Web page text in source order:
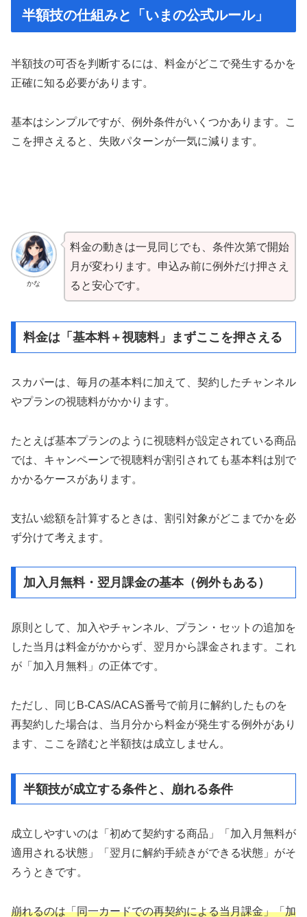
半額技の仕組みと「いまの公式ルール」
半額技の可否を判断するには、料金がどこで発生するかを
正確に知る必要があります。
基本はシンプルですが、例外条件がいくつかあります。こ
こを押さえると、失敗パターンが一気に減ります。
かな
料金の動きは一見同じでも、条件次第で開始
月が変わります。申込み前に例外だけ押さえ
ると安心です。
料金は「基本料＋視聴料」まずここを押さえる
スカパーは、毎月の基本料に加えて、契約したチャンネル
やプランの視聴料がかかります。
たとえば基本プランのように視聴料が設定されている商品
では、キャンペーンで視聴料が割引されても基本料は別で
かかるケースがあります。
支払い総額を計算するときは、割引対象がどこまでかを必
ず分けて考えます。
加入月無料・翌月課金の基本（例外もある）
原則として、加入やチャンネル、プラン・セットの追加を
した当月は料金がかからず、翌月から課金されます。これ
が「加入月無料」の正体です。
ただし、同じB-CAS/ACAS番号で前月に解約したものを
再契約した場合は、当月分から料金が発生する例外があり
ます、ここを踏むと半額技は成立しません。
半額技が成立する条件と、崩れる条件
成立しやすいのは「初めて契約する商品」「加入月無料が
適用される状態」「翌月に解約手続きができる状態」がそ
ろうときです。
崩れるのは「同一カードでの再契約による当月課金」「加